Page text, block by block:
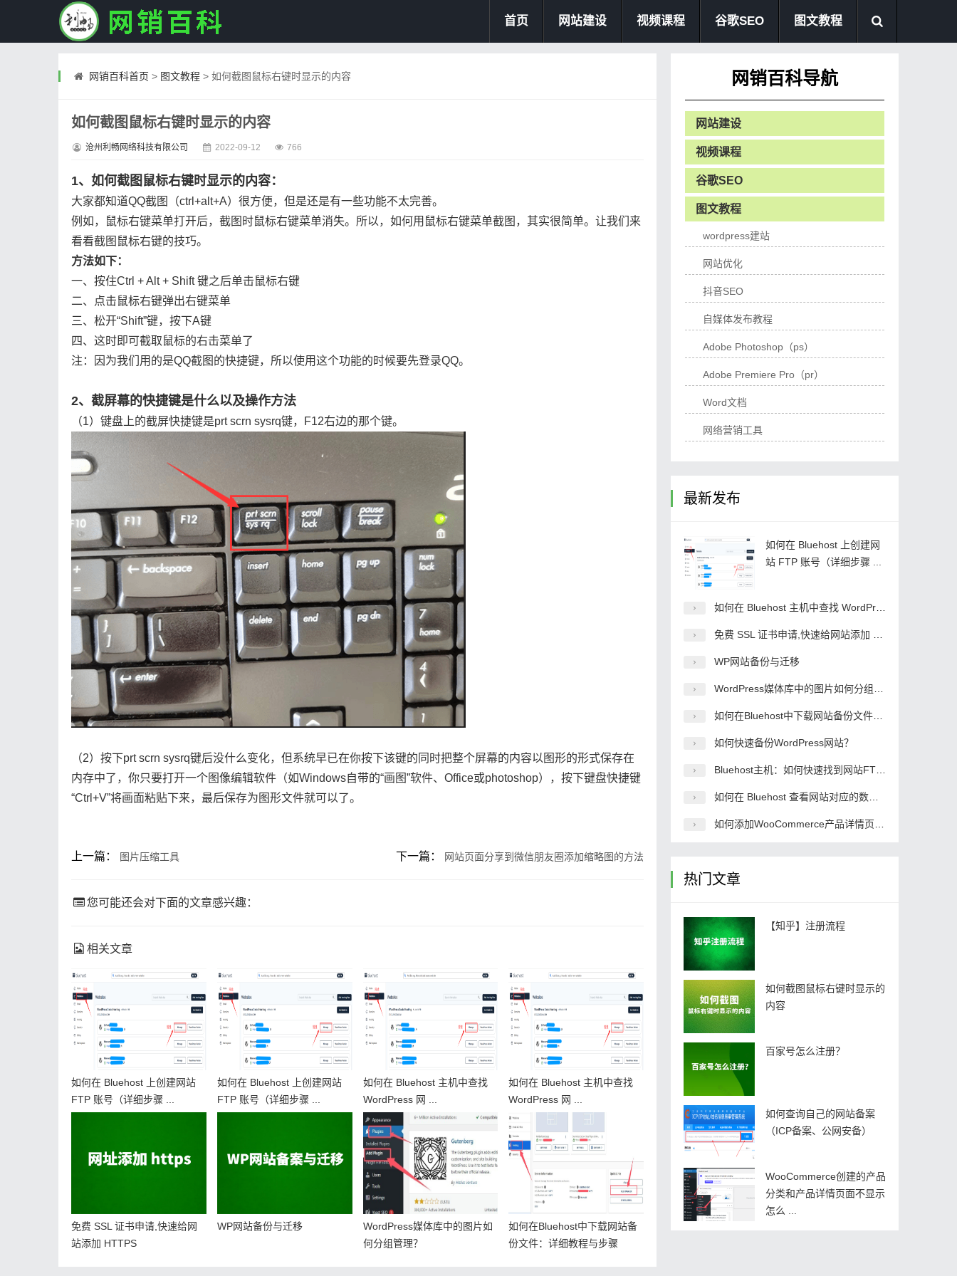
首页 网站建设 视频课程 谷歌SEO 图文教程
网销百科首页 > 图文教程 >如何截图鼠标右键时显示的内容
如何截图鼠标右键时显示的内容
沧州利畅网络科技有限公司 2022-09-12 766
1、如何截图鼠标右键时显示的内容：
大家都知道QQ截图（ctrl+alt+A）很方便，但是还是有一些功能不太完善。
例如，鼠标右键菜单打开后，截图时鼠标右键菜单消失。所以，如何用鼠标右键菜单截图，其实很简单。让我们来
看看截图鼠标右键的技巧。
方法如下：
一、按住Ctrl + Alt + Shift 键之后单击鼠标右键
二、点击鼠标右键弹出右键菜单
三、松开“Shift”键，按下A键
四、这时即可截取鼠标的右击菜单了
注：因为我们用的是QQ截图的快捷键，所以使用这个功能的时候要先登录QQ。
2、截屏幕的快捷键是什么以及操作方法
（1）键盘上的截屏快捷键是prt scrn sysrq键，F12右边的那个键。
（2）按下prt scrn sysrq键后没什么变化，但系统早已在你按下该键的同时把整个屏幕的内容以图形的形式保存在
内存中了，你只要打开一个图像编辑软件（如Windows自带的“画图”软件、Office或photoshop），按下键盘快捷键
“Ctrl+V”将画面粘贴下来，最后保存为图形文件就可以了。
上一篇： 图片压缩工具 下一篇： 网站页面分享到微信朋友圈添加缩略图的方法
您可能还会对下面的文章感兴趣：
相关文章
如何在 Bluehost 上创建网站
FTP 账号（详细步骤 ...
如何在 Bluehost 上创建网站
FTP 账号（详细步骤 ...
如何在 Bluehost 主机中查找
WordPress 网 ...
如何在 Bluehost 主机中查找
WordPress 网 ...
免费 SSL 证书申请,快速给网
站添加 HTTPS
WP网站备份与迁移
WordPress媒体库中的图片如
何分组管理？
如何在Bluehost中下载网站备
份文件：详细教程与步骤
网销百科导航
网站建设
视频课程
谷歌SEO
图文教程
wordpress建站
网站优化
抖音SEO
自媒体发布教程
Adobe Photoshop（ps）
Adobe Premiere Pro（pr）
Word文档
网络营销工具
最新发布
如何在 Bluehost 上创建网
站 FTP 账号（详细步骤 ...
如何在 Bluehost 主机中查找 WordPress 网 ...
免费 SSL 证书申请,快速给网站添加 HTTPS
WP网站备份与迁移
WordPress媒体库中的图片如何分组管理？
如何在Bluehost中下载网站备份文件：详细教程与步骤
如何快速备份WordPress网站？
Bluehost主机：如何快速找到网站FTP地址及登录信息
如何在 Bluehost 查看网站对应的数据库名称？
如何添加WooCommerce产品详情页面的选项卡？
热门文章
【知乎】注册流程
如何截图鼠标右键时显示的
内容
百家号怎么注册？
如何查询自己的网站备案
（ICP备案、公网安备）
WooCommerce创建的产品
分类和产品详情页面不显示
怎么 ...